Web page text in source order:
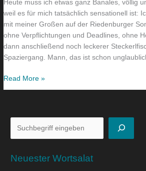
Heute muss ich etwas ganz Banales, völlig
weil es für mich tatsächlich sensationell ist:
mit meiner Großen auf der Riedenburger
ohne Verpflichtungen und Deadlines, ohne
dann anschließend noch leckerer
Spaziergang. Mann, das ist schon
Read More »
Neuester Wortsalat